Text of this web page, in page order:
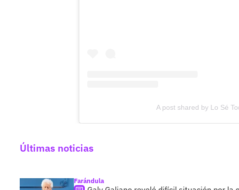
A post shared by Lo Sé
Últimas noticias
Farándula